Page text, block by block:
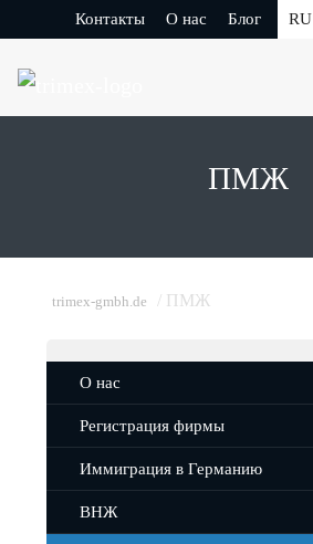
Контакты О нас Блог RU
ПМЖ
trimex-gmbh.de / ПМЖ
О нас
Регистрация фирмы
Иммиграция в Германию
ВНЖ